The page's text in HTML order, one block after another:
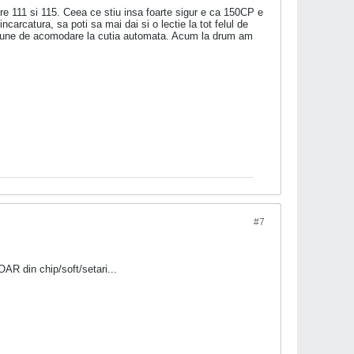
111 si 115. Ceea ce stiu insa foarte sigur e ca 150CP e
sa poti sa mai dai si o lectie la tot felul de
de acomodare la cutia automata. Acum la drum am
#7
din chip/soft/setari...